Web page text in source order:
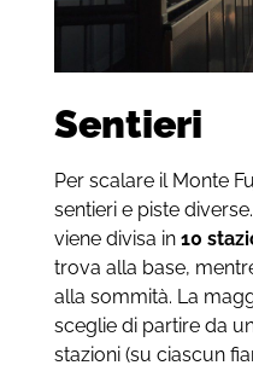
Sentieri
Per scalare il Monte
sentieri e piste
viene divisa in 10
trova alla base,
alla sommità. La
sceglie di partire da
stazioni (su ciascun